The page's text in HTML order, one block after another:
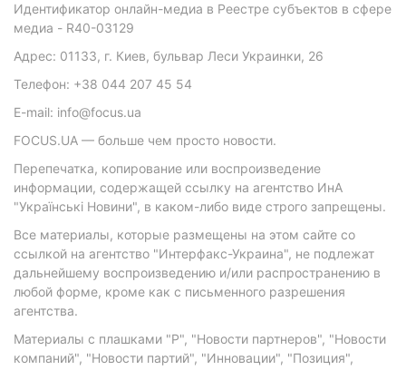
Идентификатор онлайн-медиа в Реестре субъектов в сфере
медиа - R40-03129
Адрес: 01133, г. Киев, бульвар Леси Украинки, 26
Телефон: +38 044 207 45 54
E-mail: info@focus.ua
FOCUS.UA — больше чем просто новости.
Перепечатка, копирование или воспроизведение
информации, содержащей ссылку на агентство ИнА
"Українські Новини", в каком-либо виде строго запрещены.
Все материалы, которые размещены на этом сайте со
ссылкой на агентство "Интерфакс-Украина", не подлежат
дальнейшему воспроизведению и/или распространению в
любой форме, кроме как с письменного разрешения
агентства.
Материалы с плашками "Р", "Новости партнеров", "Новости
компаний", "Новости партий", "Инновации", "Позиция",